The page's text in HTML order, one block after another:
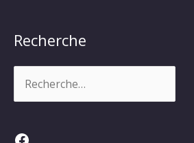
Recherche